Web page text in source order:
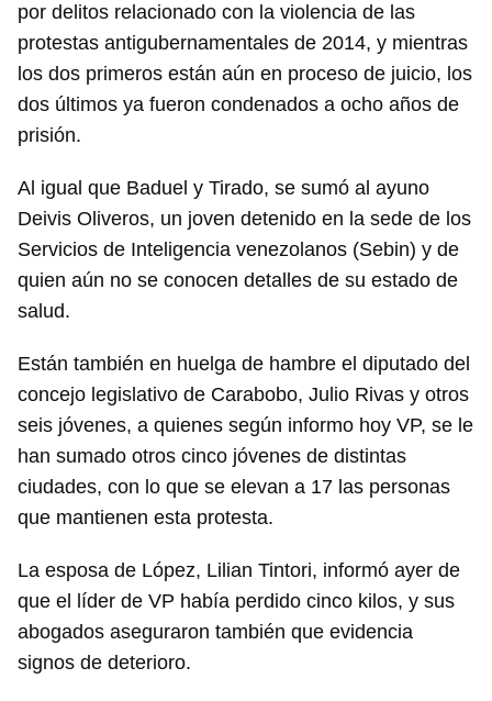
por delitos relacionado con la violencia de las
protestas antigubernamentales de 2014, y mientras
los dos primeros están aún en proceso de juicio, los
dos últimos ya fueron condenados a ocho años de
prisión.
Al igual que Baduel y Tirado, se sumó al ayuno
Deivis Oliveros, un joven detenido en la sede de los
Servicios de Inteligencia venezolanos (Sebin) y de
quien aún no se conocen detalles de su estado de
salud.
Están también en huelga de hambre el diputado del
concejo legislativo de Carabobo, Julio Rivas y otros
seis jóvenes, a quienes según informo hoy VP, se le
han sumado otros cinco jóvenes de distintas
ciudades, con lo que se elevan a 17 las personas
que mantienen esta protesta.
La esposa de López, Lilian Tintori, informó ayer de
que el líder de VP había perdido cinco kilos, y sus
abogados aseguraron también que evidencia
signos de deterioro.